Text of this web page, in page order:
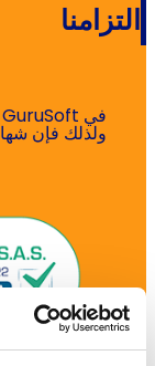
التزامنا
في GuruSoft
ولذلك فإن